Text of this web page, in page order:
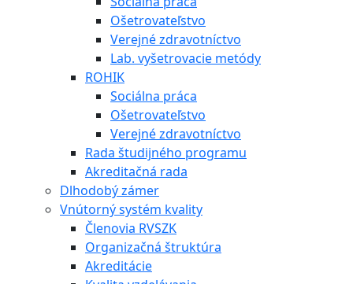
Ošetrovateľstvo
Verejné zdravotníctvo
Lab. vyšetrovacie metódy
ROHIK
Sociálna práca
Ošetrovateľstvo
Verejné zdravotníctvo
Rada študijného programu
Akreditačná rada
Dlhodobý zámer
Vnútorný systém kvality
Členovia RVSZK
Organizačná štruktúra
Akreditácie